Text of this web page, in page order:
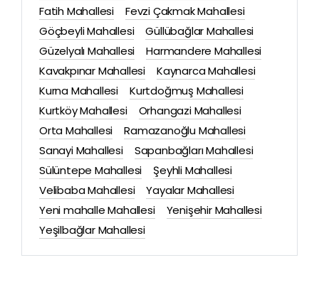
Fatih Mahallesi
Fevzi Çakmak Mahallesi
Göçbeyli Mahallesi
Güllübağlar Mahallesi
Güzelyalı Mahallesi
Harmandere Mahallesi
Kavakpınar Mahallesi
Kaynarca Mahallesi
Kurna Mahallesi
Kurtdoğmuş Mahallesi
Kurtköy Mahallesi
Orhangazi Mahallesi
Orta Mahallesi
Ramazanoğlu Mahallesi
Sanayi Mahallesi
Sapanbağları Mahallesi
Sülüntepe Mahallesi
Şeyhli Mahallesi
Velibaba Mahallesi
Yayalar Mahallesi
Yeni mahalle Mahallesi
Yenişehir Mahallesi
Yeşilbağlar Mahallesi